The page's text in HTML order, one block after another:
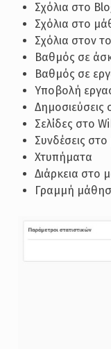
Σχόλια στο
Σχόλια στο
Σχόλια στον
Βαθμός σε
Βαθμός σε
Υποβολή
Δημοσιεύσεις
Σελίδες στο
Συνδέσεις
Χτυπήματα
Διάρκεια στο
Γραμμή